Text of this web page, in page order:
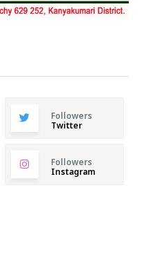
Followers
Twitter
Followers
Instagram